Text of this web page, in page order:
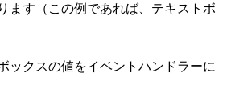
ます（この例であれば、テキストボ
ックスの値をイベントハンドラーに